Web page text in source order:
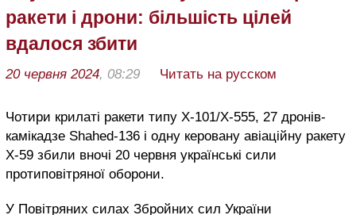
ракети і дрони: більшість цілей
вдалося збити
20 червня 2024, 08:29 Читать на русском
Чотири крилаті ракети типу Х-101/X-555, 27 дронів-
камікадзе Shahed-136 і одну керовану авіаційну ракету
Х-59 збили вночі 20 червня українські сили
протиповітряної оборони.
У Повітряних силах Збройних сил України